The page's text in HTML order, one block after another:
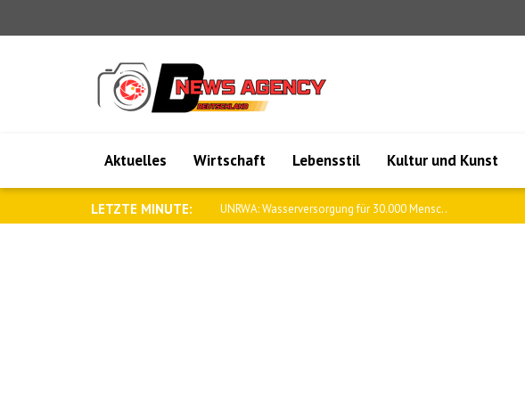
Aktuelles Wirtschaft Lebensstil Kultur und Kunst
LETZTE MINUTE: UNRWA: Wasserversorgung für 30.000 Mensc..